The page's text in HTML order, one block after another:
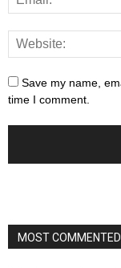
Save my name,
time I comment.
MOST COMMENTED